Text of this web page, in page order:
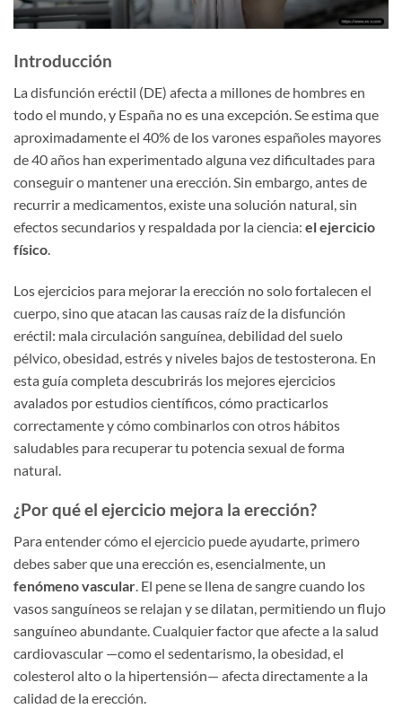
Introducción
La disfunción eréctil (DE) afecta a millones de hombres en
todo el mundo, y España no es una excepción. Se estima que
aproximadamente el 40% de los varones españoles mayores
de 40 años han experimentado alguna vez dificultades para
conseguir o mantener una erección. Sin embargo, antes de
recurrir a medicamentos, existe una solución natural, sin
efectos secundarios y respaldada por la ciencia: el ejercicio
físico.
Los ejercicios para mejorar la erección no solo fortalecen el
cuerpo, sino que atacan las causas raíz de la disfunción
eréctil: mala circulación sanguínea, debilidad del suelo
pélvico, obesidad, estrés y niveles bajos de testosterona. En
esta guía completa descubrirás los mejores ejercicios
avalados por estudios científicos, cómo practicarlos
correctamente y cómo combinarlos con otros hábitos
saludables para recuperar tu potencia sexual de forma
natural.
¿Por qué el ejercicio mejora la erección?
Para entender cómo el ejercicio puede ayudarte, primero
debes saber que una erección es, esencialmente, un
fenómeno vascular. El pene se llena de sangre cuando los
vasos sanguíneos se relajan y se dilatan, permitiendo un flujo
sanguíneo abundante. Cualquier factor que afecte a la salud
cardiovascular —como el sedentarismo, la obesidad, el
colesterol alto o la hipertensión— afecta directamente a la
calidad de la erección.